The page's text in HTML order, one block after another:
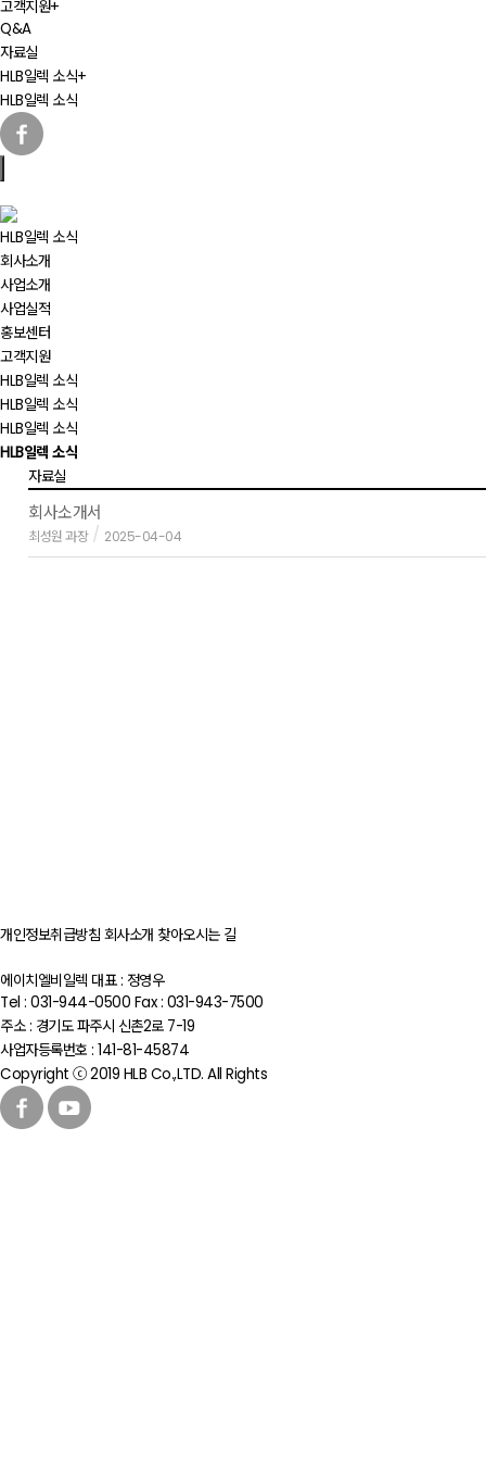
고객지원+
Q&A
자료실
HLB일렉 소식+
HLB일렉 소식
HLB일렉 소식
회사소개
사업소개
사업실적
홍보센터
고객지원
HLB일렉 소식
HLB일렉 소식
HLB일렉 소식
HLB일렉 소식
자료실
회사소개서
최성원 과장 2025-04-04
개인정보취급방침 회사소개 찾아오시는 길
에이치엘비일렉 대표 : 정영우
Tel : 031-944-0500 Fax : 031-943-7500
주소 : 경기도 파주시 신촌2로 7-19
사업자등록번호 : 141-81-45874
Copyright ⓒ 2019 HLB Co.,LTD. All Rights